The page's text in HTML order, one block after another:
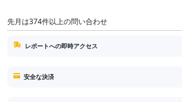
先月は374件以上の問い合わせ
レポートへの即時アクセス
安全な決済